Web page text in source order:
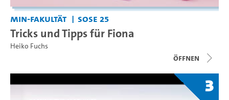
MIN-Fakultät SoSe 25
Tricks und Tipps für Fiona
Heiko Fuchs
Öffnen
3